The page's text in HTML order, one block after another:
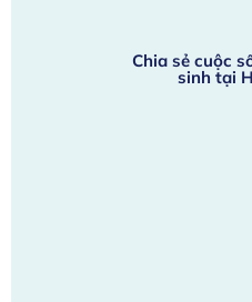
Chia sẻ cuộc
sinh tại